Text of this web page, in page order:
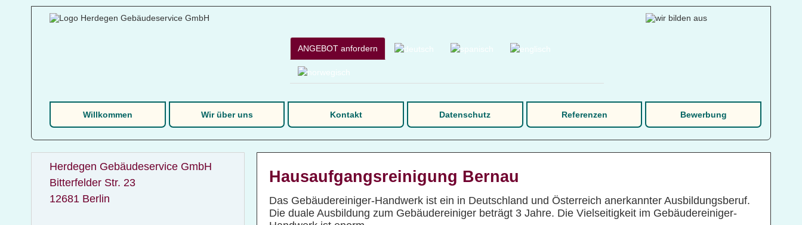
ANGEBOT anfordern
Willkommen Wir über uns Kontakt Datenschutz Referenzen Bewerbung
Herdegen Gebäudeservice GmbH
Bitterfelder Str. 23
12681 Berlin
Hausaufgangsreinigung Bernau
Das Gebäudereiniger-Handwerk ist ein in Deutschland und Österreich anerkannter Ausbildungsberuf.
Die duale Ausbildung zum Gebäudereiniger beträgt 3 Jahre. Die Vielseitigkeit im Gebäudereiniger-